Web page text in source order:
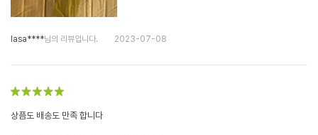
lasa****님의 리뷰입니다. 2023-07-08
상픔도 배송도 만족 합니다